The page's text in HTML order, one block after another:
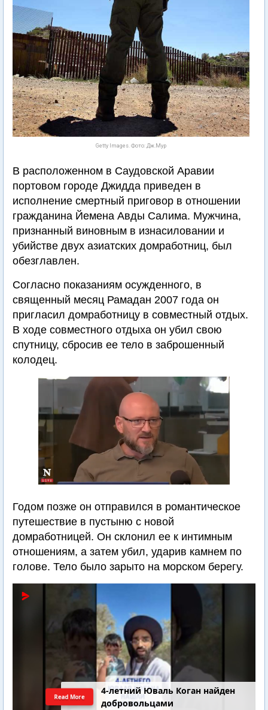
Getty Images. Фото: Дж.Мур
В расположенном в Саудовской Аравии
портовом городе Джидда приведен в
исполнение смертный приговор в отношении
гражданина Йемена Авды Салима. Мужчина,
признанный виновным в изнасиловании и
убийстве двух азиатских домработниц, был
обезглавлен.
Согласно показаниям осужденного, в
священный месяц Рамадан 2007 года он
пригласил домработницу в совместный отдых.
В ходе совместного отдыха он убил свою
спутницу, сбросив ее тело в заброшенный
колодец.
Годом позже он отправился в романтическое
путешествие в пустыню с новой
домработницей. Он склонил ее к интимным
отношениям, а затем убил, ударив камнем по
голове. Тело было зарыто на морском берегу.
4-летний Юваль Коган найден
добровольцами
Read More